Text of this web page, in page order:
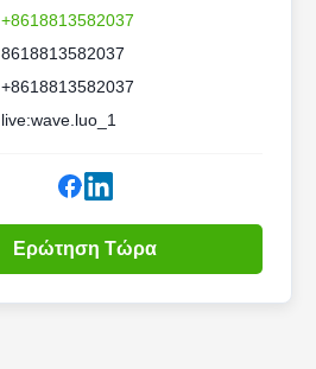
+8618813582037
8618813582037
+8618813582037
live:wave.luo_1
Ερώτηση Τώρα